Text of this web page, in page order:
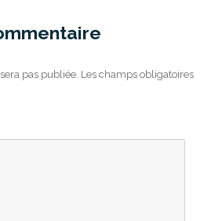
pas publiée. Les champs obligatoires